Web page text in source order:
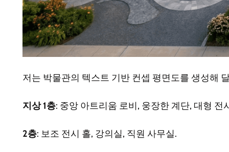
저는 박물관의 텍스트 기반 컨셉 평면도를 생성해
지상 1층: 중앙 아트리움 로비, 웅장한 계단, 대형 전
2층: 보조 전시 홀, 강의실, 직원 사무실.